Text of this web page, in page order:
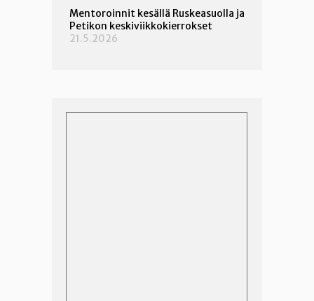
Mentoroinnit kesällä Ruskeasuolla ja
Petikon keskiviikkokierrokset
21.5.2026